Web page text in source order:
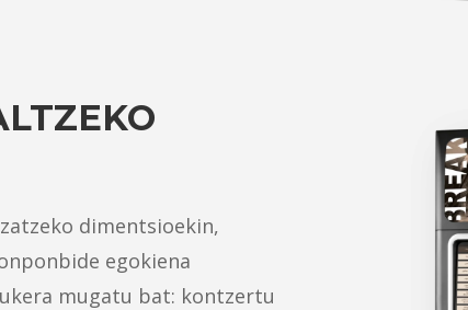
dimentsioekin,
egokiena
mugatu bat: kontzertu